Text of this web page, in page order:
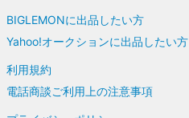
BIGLEMONに出品したい方
Yahoo!オークションに出品したい方
利用規約
電話商談ご利用上の注意事項